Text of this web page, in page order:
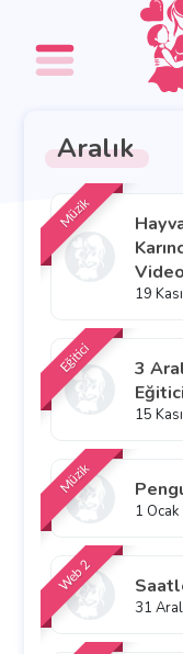
Aralık
Müzik
19
Eğitici
3
15
Müzik
1
Web 2
31